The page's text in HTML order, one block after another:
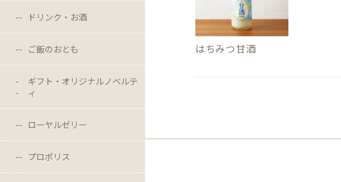
ドリンク・お酒
ご飯のおとも
ギフト・オリジナルノベルテ
ィ
ローヤルゼリー
プロポリス
はちみつ甘酒